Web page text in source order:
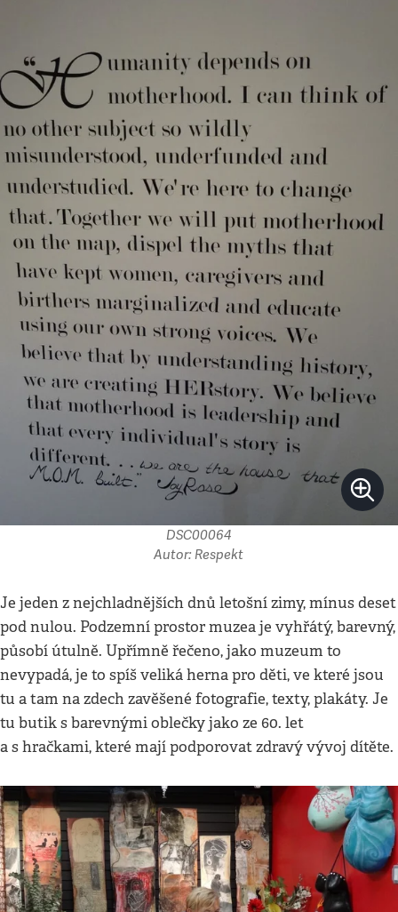
DSC00064
Autor: Respekt
Je jeden z nejchladnějších dnů letošní zimy, mínus deset
pod nulou. Podzemní prostor muzea je vyhřátý, barevný,
působí útulně. Upřímně řečeno, jako muzeum to
nevypadá, je to spíš veliká herna pro děti, ve které jsou
tu a tam na zdech zavěšené fotografie, texty, plakáty. Je
tu butik s barevnými oblečky jako ze 60. let
a s hračkami, které mají podporovat zdravý vývoj dítěte.